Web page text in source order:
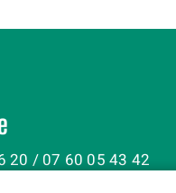
20 / 07 60 05 43 42